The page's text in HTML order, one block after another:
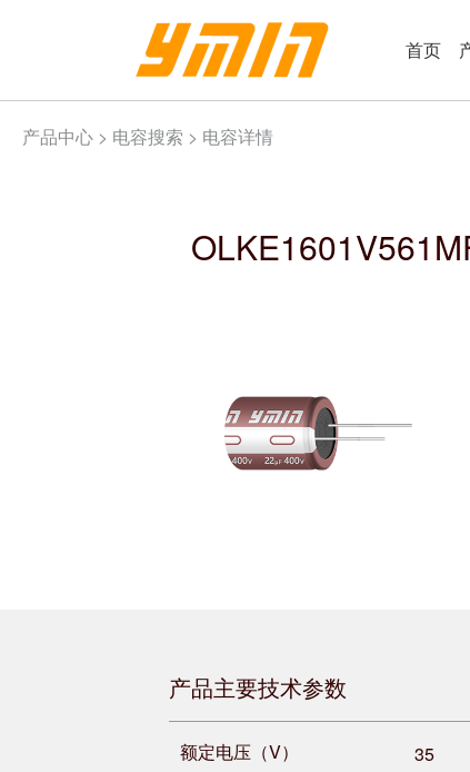
首页
产品中心 > 电容搜索 > 电容详情
产品主要技术参数
额定电压（V） 35